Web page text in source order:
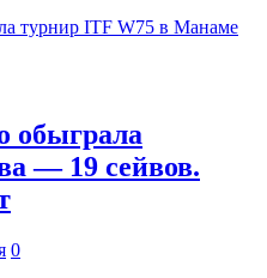
турнир ITF W75 в Манаме
обыграла
— 19 сейвов.
0